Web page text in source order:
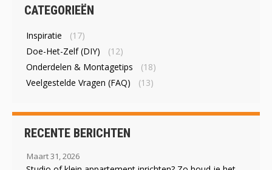
CATEGORIEËN
Inspiratie
(17)
Doe-Het-Zelf (DIY)
(12)
Onderdelen & Montagetips
(18)
Veelgestelde Vragen (FAQ)
(13)
RECENTE BERICHTEN
Maart 31, 2026